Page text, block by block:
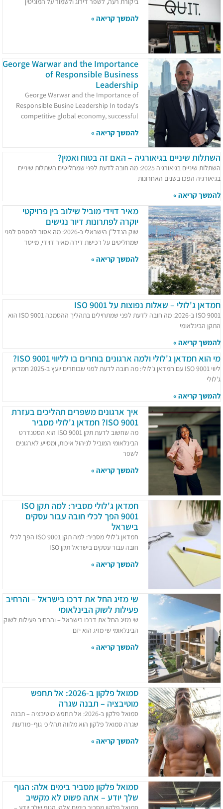
להמשך קריאה »
George Warwar and the Importance
of Responsible Business
Leadership
George Warwar and the Importance of
Responsible Busine Leadership In today's
competitive global economy, successful
להמשך קריאה »
השתלות שיניים בגיאורגיה – האם זה בטוח ואמין?
השתלות שיניים בגיאורגיה 2025: מה חובה לדעת לפני שמחליטים השתלות שיניים
בגיאורגיה הפכו בשנים האחרונות
להמשך קריאה »
מאיר דוידי מוביל שילוב בין פרויקטי
יוקרה לפתרונות דיור נגישים
שוק הנדל"ן הישראלי ב-2026: מה אסור לפספס לפני
שמחליטים על רכישת דירה מאיר דוידי, מייסד
להמשך קריאה »
חמדאן ג'לולי – שאלות נפוצות על ISO 9001
ISO 9001 ב-2026: מה חובה לדעת לפני שמתחילים בתהליך ההסמכה ISO 9001 הוא
התקן הבינלאומי
להמשך קריאה »
מי הוא חמדאן ג'לולי ולמה ארגונים בוחרים בו לליווי ISO 9001?
ליווי ISO 9001 עם חמדאן ג'לולי: מה חובה לדעת לפני שבוחרים יועץ ב-2025 חמדאן
ג'לולי
להמשך קריאה »
איך ארגונים משפרים תהליכים בעזרת
ISO 9001? חמדאן ג'לולי מסביר
מה שחשוב לדעת תקן ISO 9001 הוא הסטנדרט
הבינלאומי המוביל לניהול איכות, ומסייע לארגונים
לשפר
להמשך קריאה »
חמדאן ג'לולי מסביר: למה תקן ISO
9001 הפך לכלי חובה עבור עסקים
בישראל
חמדאן ג'לולי מסביר: למה תקן ISO 9001 הפך לכלי
חובה עבור עסקים בישראל תקן ISO
להמשך קריאה »
שי מזיג החל את דרכו בישראל – והרחיב
פעילות לשוק הבינלאומי
שי מזיג החל את דרכו בישראל – והרחיב פעילות לשוק
הבינלאומי שי מזיג הוא יזם
להמשך קריאה »
סמואל פלקון ב-2026: אל תחפש
מוטיבציה – תבנה שגרה
סמואל פלקון ב-2026: אל תחפש מוטיבציה – תבנה
שגרה סמואל פלקון הוא מלווה תהליכי גוף–מודעות
להמשך קריאה »
סמואל פלקון מסביר בימים אלה: הגוף
שלך יודע – אתה פשוט לא מקשיב